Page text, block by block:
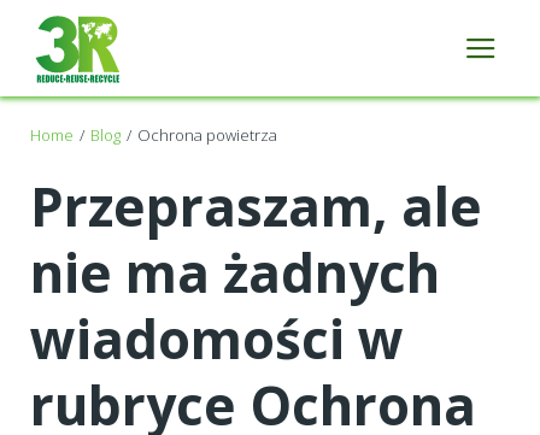
Home Blog Ochrona powietrza
Przepraszam, ale
nie ma żadnych
wiadomości w
rubryce Ochrona